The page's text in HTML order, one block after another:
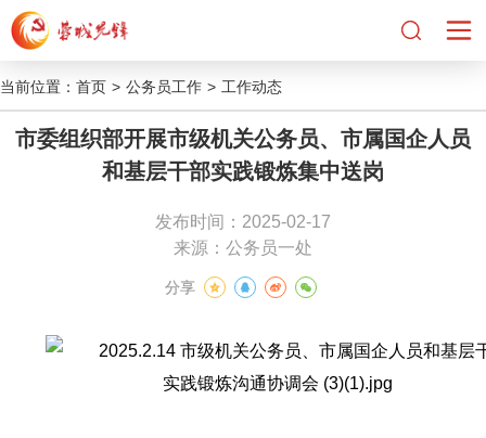
当前位置： 首页 > 公务员工作 > 工作动态
市委组织部开展市级机关公务员、市属国企人员
和基层干部实践锻炼集中送岗
发布时间：2025-02-17
来源：公务员一处
分享